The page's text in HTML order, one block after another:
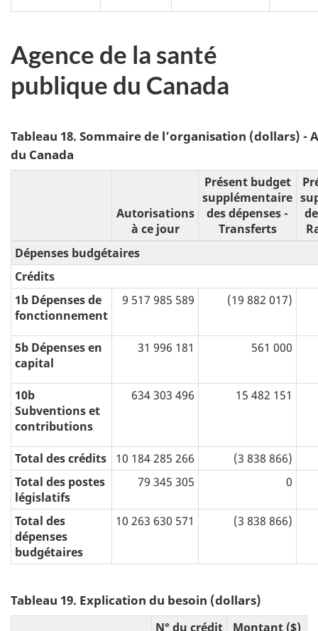
Agence de la santé
publique du Canada
Tableau 18. Sommaire de l’organisation (dollars) -
du Canada
Autorisations
à ce jour
Présent budget
supplémentaire
des dépenses -
Transferts
Dépenses budgétaires
Crédits
1b Dépenses de
fonctionnement
9 517 985 589 (19 882 017)
5b Dépenses en
capital
31 996 181 561 000
10b
Subventions et
contributions
634 303 496 15 482 151
Total des crédits 10 184 285 266
(3 838 866)
Total des postes
législatifs
79 345 305 0
Total des
dépenses
budgétaires
10 263 630 571 (3 838 866)
Tableau 19. Explication du besoin (dollars)
N° du crédit
Montant ($)